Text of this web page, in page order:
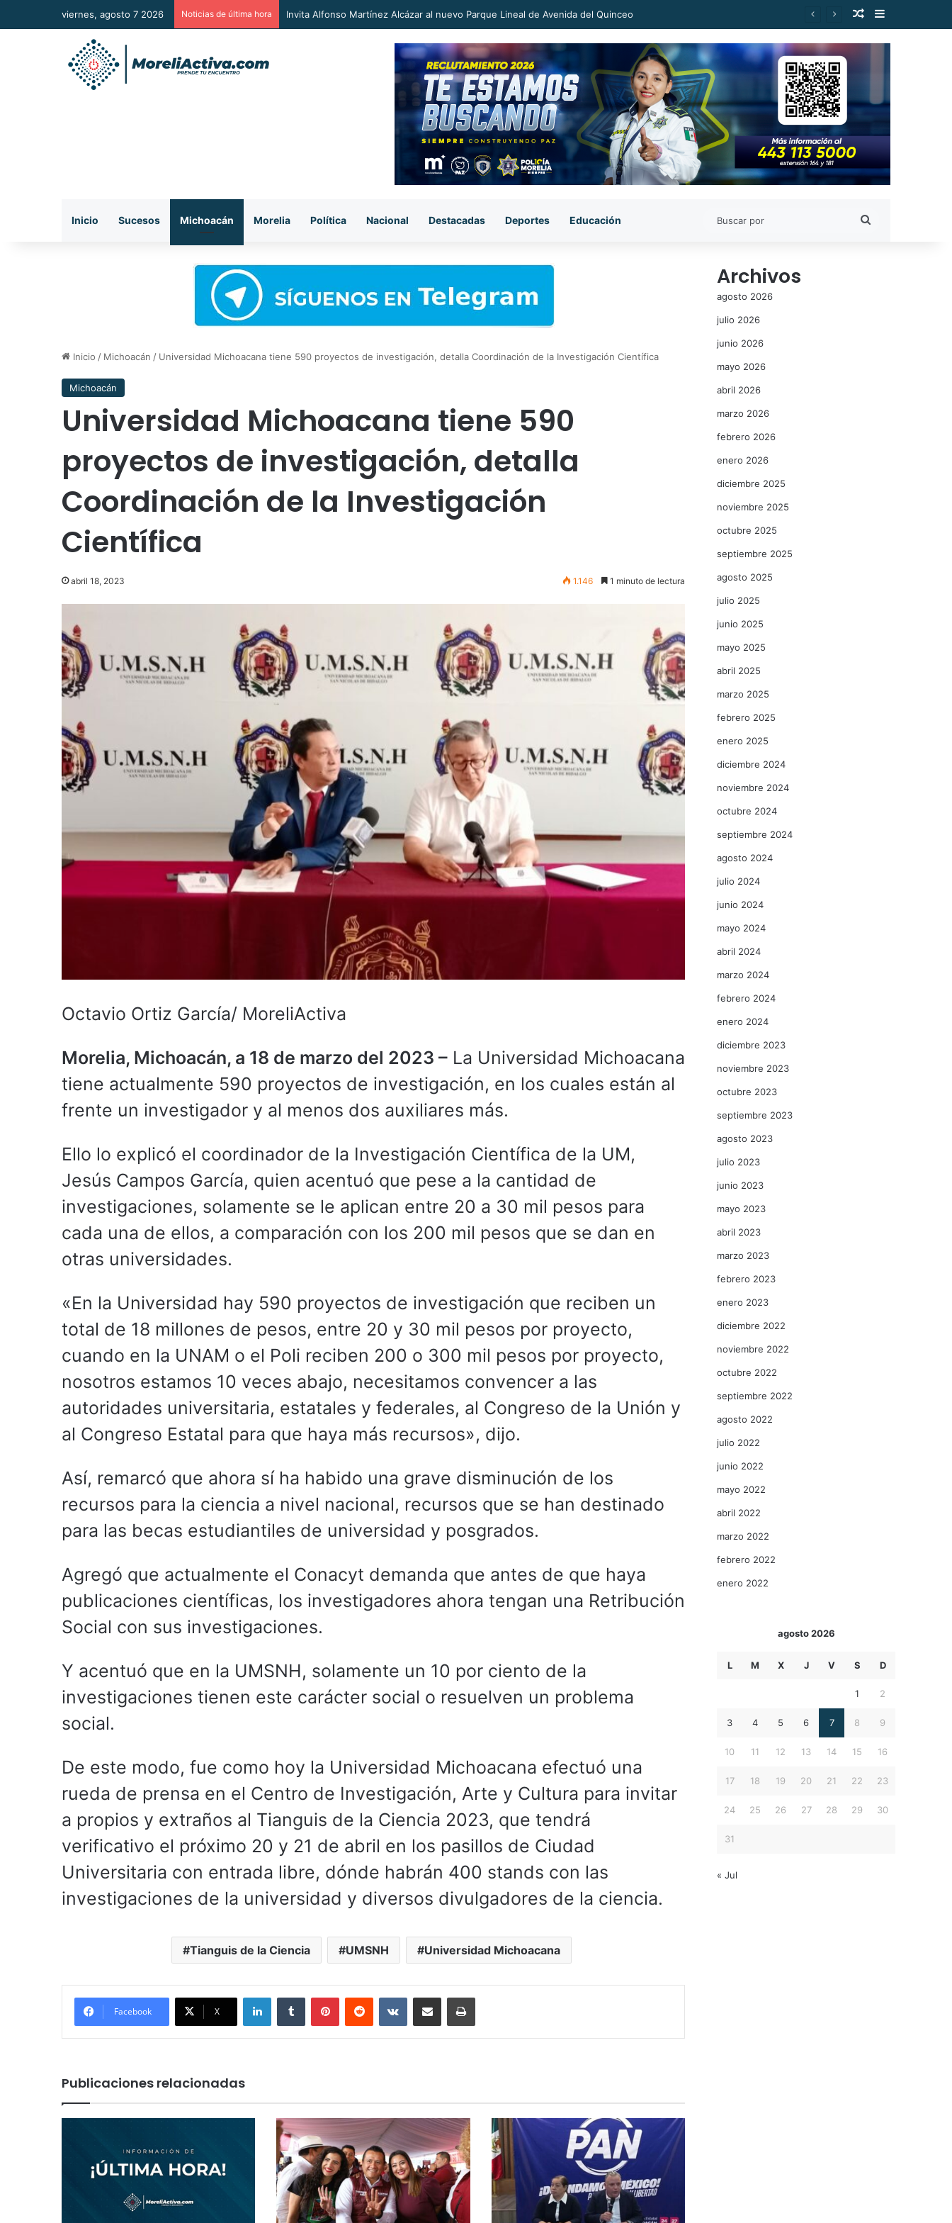
viernes, agosto 7 2026 Noticias de última hora Vinculan a proceso al «R1» por homicidio del ex alcalde Carlos Manzo Publicación al
Barra lateral
Inicio Sucesos Michoacán Morelia Política Nacional Destacadas Deportes Educación
Inicio / Michoacán / Universidad Michoacana tiene 590 proyectos de investigación, detalla Coordinación de la Investigación Científica
Michoacán
Universidad Michoacana tiene 590
proyectos de investigación, detalla
Coordinación de la Investigación
Científica
abril 18, 2023 1.146 1 minuto de lectura
Octavio Ortiz García/ MoreliActiva
Morelia, Michoacán, a 18 de marzo del 2023 – La Universidad Michoacana
tiene actualmente 590 proyectos de investigación, en los cuales están al
frente un investigador y al menos dos auxiliares más.
Ello lo explicó el coordinador de la Investigación Científica de la UM,
Jesús Campos García, quien acentuó que pese a la cantidad de
investigaciones, solamente se le aplican entre 20 a 30 mil pesos para
cada una de ellos, a comparación con los 200 mil pesos que se dan en
otras universidades.
«En la Universidad hay 590 proyectos de investigación que reciben un
total de 18 millones de pesos, entre 20 y 30 mil pesos por proyecto,
cuando en la UNAM o el Poli reciben 200 o 300 mil pesos por proyecto,
nosotros estamos 10 veces abajo, necesitamos convencer a las
autoridades universitaria, estatales y federales, al Congreso de la Unión y
al Congreso Estatal para que haya más recursos», dijo.
Así, remarcó que ahora sí ha habido una grave disminución de los
recursos para la ciencia a nivel nacional, recursos que se han destinado
para las becas estudiantiles de universidad y posgrados.
Agregó que actualmente el Conacyt demanda que antes de que haya
publicaciones científicas, los investigadores ahora tengan una Retribución
Social con sus investigaciones.
Y acentuó que en la UMSNH, solamente un 10 por ciento de la
investigaciones tienen este carácter social o resuelven un problema
social.
De este modo, fue como hoy la Universidad Michoacana efectuó una
rueda de prensa en el Centro de Investigación, Arte y Cultura para invitar
a propios y extraños al Tianguis de la Ciencia 2023, que tendrá
verificativo el próximo 20 y 21 de abril en los pasillos de Ciudad
Universitaria con entrada libre, dónde habrán 400 stands con las
investigaciones de la universidad y diversos divulgadores de la ciencia.
Tianguis de la Ciencia UMSNH Universidad Michoacana
Facebook X
LinkedInTumblr PinterestReddit VKontakteCompartir por correo electrónicoImprimir
Publicaciones relacionadas
Archivos
agosto 2026
julio 2026
junio 2026
mayo 2026
abril 2026
marzo 2026
febrero 2026
enero 2026
diciembre 2025
noviembre 2025
octubre 2025
septiembre 2025
agosto 2025
julio 2025
junio 2025
mayo 2025
abril 2025
marzo 2025
febrero 2025
enero 2025
diciembre 2024
noviembre 2024
octubre 2024
septiembre 2024
agosto 2024
julio 2024
junio 2024
mayo 2024
abril 2024
marzo 2024
febrero 2024
enero 2024
diciembre 2023
noviembre 2023
octubre 2023
septiembre 2023
agosto 2023
julio 2023
junio 2023
mayo 2023
abril 2023
marzo 2023
febrero 2023
enero 2023
diciembre 2022
noviembre 2022
octubre 2022
septiembre 2022
agosto 2022
julio 2022
junio 2022
mayo 2022
abril 2022
marzo 2022
febrero 2022
enero 2022
agosto 2026
L M X J V S D
1 2
3 4 5 6 7 8 9
10 11 12 13 14 15 16
17 18 19 20 21 22 23
24 25 26 27 28 29 30
31
« Jul